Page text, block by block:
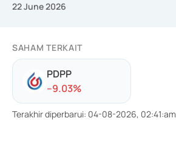
22 June 2026
SAHAM TERKAIT
PDPP
--9.03%
Terakhir diperbarui: 04-08-2026, 02:41:am